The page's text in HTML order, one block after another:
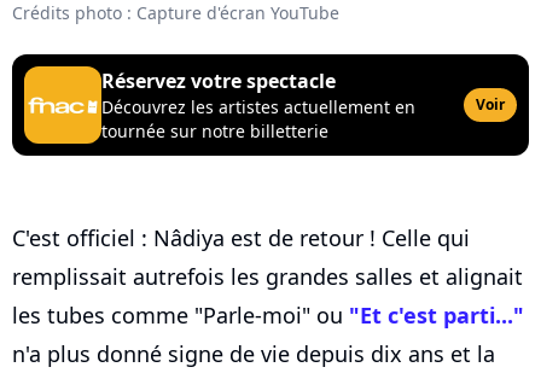
Crédits photo : Capture d'écran YouTube
Réservez votre spectacle
Découvrez les artistes actuellement en
tournée sur notre billetterie
Voir
C'est officiel : Nâdiya est de retour ! Celle qui
remplissait autrefois les grandes salles et alignait
les tubes comme "Parle-moi" ou "Et c'est parti..."
n'a plus donné signe de vie depuis dix ans et la